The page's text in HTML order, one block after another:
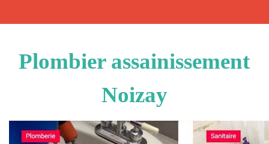
Plombier assainissement
Noizay